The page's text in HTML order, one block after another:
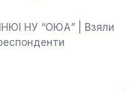
НУ “ОЮА” | Взяли